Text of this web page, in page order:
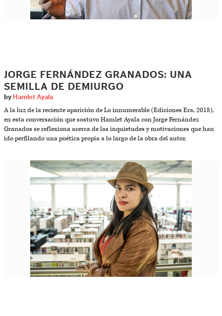
JORGE FERNÁNDEZ GRANADOS: UNA
SEMILLA DE DEMIURGO
by Hamlet Ayala
A la luz de la reciente aparición de Lo innumerable (Ediciones Era, 2018),
en esta conversación que sostuvo Hamlet Ayala con Jorge Fernández
Granados se reflexiona acerca de las inquietudes y motivaciones que han
ido perfilando una poética propia a lo largo de la obra del autor.